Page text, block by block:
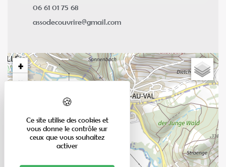
06 61 01 75 68
assodecouvrire@gmail.com
+
−
Ce site utilise des cookies et
vous donne le contrôle sur
ceux que vous souhaitez
activer